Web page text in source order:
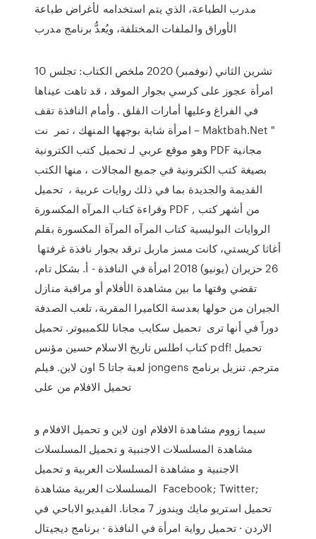
مدرب الطباعة، الذي يتم استخدامه لأغراض طباعة
الأوراق والملفات المختلفة، ويُعدُّ برنامج مدرب
10 تشرين الثاني (نوفمبر) 2020 ملخص الكتاب: تجلس
امرأة عجوز على كرسي بجوار الموقد ، قد تاهت عيناها
في الفراغ وعليها أمارات القلق . وأمام النافذة تقف
امرأة شابة بوجهها المنهك ، تمر نت – Maktbah.Net "
وهو موقع عربي لـ تحميل كتب الكترونية PDF مجانية
بصيغة كتب الكترونية في جميع المجالات ، منها الكتب
القديمة والجديدة بما في ذلك روايات عربية ، تحميل
وقراءة كتاب المرآه المكسورة PDF , من أشهر كتب
الروايات البوليسية كتاب المرآه المرآة المكسورة بقلم
أغاثا كريستي، كانت مسز ماربل ترقد بجوار نافذة غرفتها
26 حزيران (يونيو) 2018 امرأة في النافذة - أ. بشكل تام،
تقضي وقتها ما بين مشاهدة الأفلام أو مراقبة منازل
الجيران من حولها بعدسة الكاميرا المقربة، تلعب الصدفة
دوراً في أنها ترى تحميل سكايب مجانا للكمبيوتر. تحميل
كتاب اطلس تاريخ الاسلام حسين مؤنس pdf! تحميل
لعبة جاتا 5 اون لاين. فيلم jongens مترجم. تنزيل برنامج
سيما زووم مشاهدة الافلام اون لاين و تحميل الافلام و
مشاهدة المسلسلات الاجنبية و تحميل المسلسلات
الاجنبية و مشاهدة المسلسلات العربية و تحميل
المسلسلات العربية مشاهدة Facebook; Twitter;
تحميل استريو مايك ويندوز 7 مجانا. الفيديو الاباحي في
الاردن · تحميل رواية امرأة في النافذة · برنامج ديجيتال